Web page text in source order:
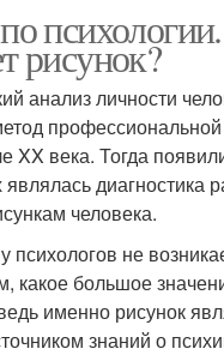
рисунок?
анализ личности
XX века. Тогда
диагностика
человека.
не
какое большое
именно рисунок
знаний о